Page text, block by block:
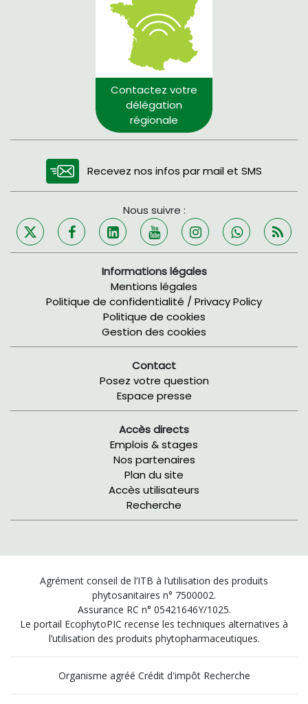
Contactez votre
délégation
régionale
Recevez nos infos par mail et SMS
Nous suivre :
Informations légales
Mentions légales
Politique de confidentialité / Privacy Policy
Politique de cookies
Gestion des cookies
Contact
Posez votre question
Espace presse
Accès directs
Emplois & stages
Nos partenaires
Plan du site
Accès utilisateurs
Recherche
Agrément conseil de l’ITB à l’utilisation des produits
phytosanitaires n° 7500002.
Assurance RC n° 05421646Y/1025.
Le portail EcophytoPIC recense les techniques alternatives à
l’utilisation des produits phytopharmaceutiques.
Organisme agréé Crédit d'impôt Recherche